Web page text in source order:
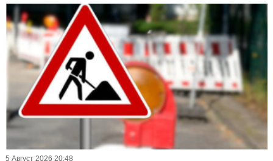
5 Август 2026 20:48